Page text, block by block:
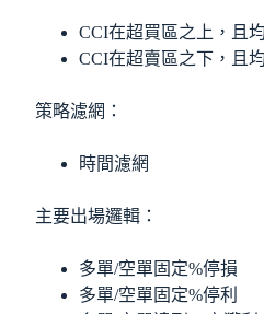
CCI在超買區之上，且
CCI在超賣區之下，且
策略濾網：
時間濾網
主要出場邏輯：
多單/空單固定%停損
多單/空單固定%停利